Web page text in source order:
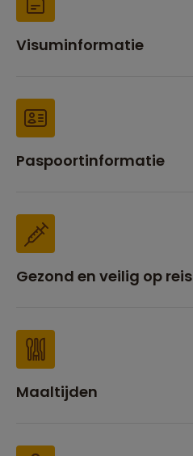
Visuminformatie
Paspoortinformatie
Gezond en veilig op reis
Maaltijden